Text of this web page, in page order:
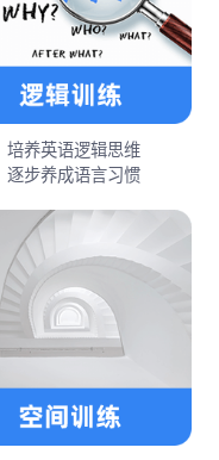
培养英语逻辑思维
逐步养成语言习惯